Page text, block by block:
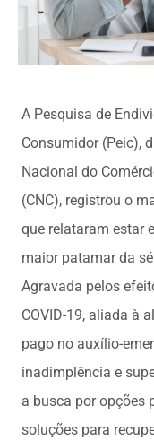
A Pesquisa de
Consumidor (Peic),
Nacional do
(CNC), registrou o
que relataram estar
maior patamar da
Agravada pelos
COVID-19, aliada à
pago no auxílio-
inadimplência e
a busca por opções
soluções para